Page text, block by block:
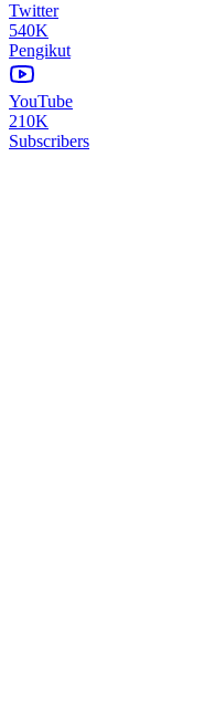
Twitter
540K
Pengikut
YouTube
210K
Subscribers